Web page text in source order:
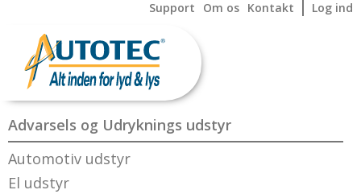
Support Om os Kontakt Log ind
Advarsels og Udryknings udstyr
Automotiv udstyr
El udstyr